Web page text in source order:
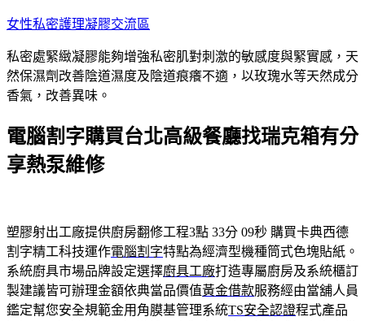
跳
主
要
內
女性私密護理凝膠交流區
私密處緊緻凝膠能夠增強私密肌對刺激的敏感度與緊實感，天
然保濕劑改善陰道濕度及陰道痕癢不適，以玫瑰水等天然成分
香氣，改善異味。
電腦割字購買台北高級餐廳找瑞克箱有分
享熱泵維修
塑膠射出工廠提供廚房翻修工程3點 33分 09秒 購買卡典西德
割字精工科技運作電腦割字特點為經濟型機種筒式色塊貼紙。
系統廚具市場品牌設定選擇廚具工廠打造專屬廚房及系統櫃訂
製建議皆可辦理金額依典當品價值黃金借款服務經由當舖人員
鑑定幫您安全規範金用角膜基管理系統TS安全認證程式產品